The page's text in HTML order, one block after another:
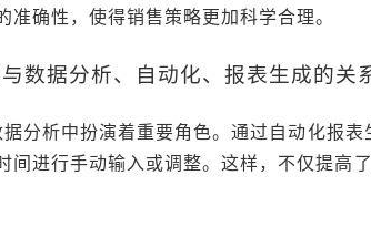
确性，使得销售策略更加科学合理。
数据分析、自动化、报表生成的关
分析中扮演着重要角色。通过自动化报
间进行手动输入或调整。这样，不仅提高